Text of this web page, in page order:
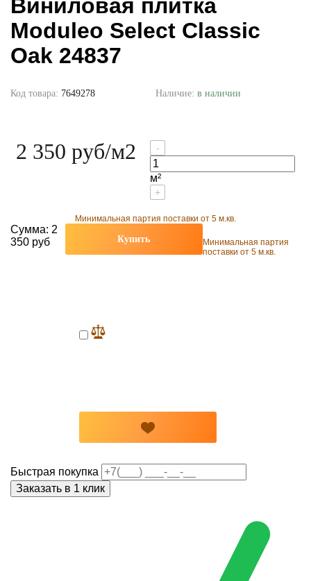
Виниловая плитка
Moduleo Select Classic
Oak 24837
Код товара: 7649278 Наличие: в наличии
2 350 руб/м2 -
м²
+
Минимальная партия поставки от 5 м.кв.
Сумма: 2
350 руб
Купить
Минимальная партия
поставки от 5 м.кв.
Быстрая покупка